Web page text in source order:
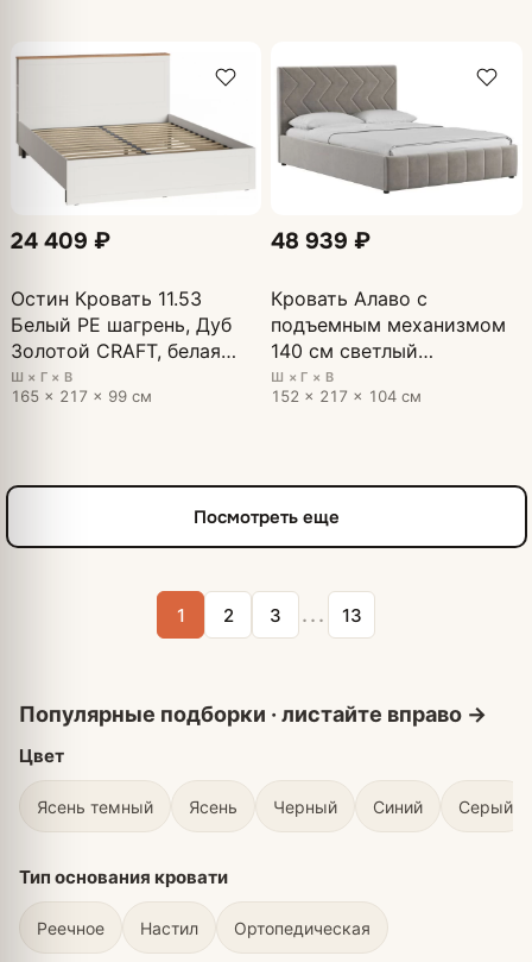
24 409 ₽
Остин Кровать 11.53
Белый PE шагрень, Дуб
Золотой CRAFT, белая
шагрень 4101 ПВХ
Ш × Г × В
165 × 217 × 99 см
48 939 ₽
Кровать Алаво с
подъемным механизмом
140 см светлый
кварцевый, серый
Ш × Г × В
152 × 217 × 104 см
Посмотреть еще
1 2 3 ... 13
Цвет
Ясень темный Ясень Черный Синий Серый
Тип основания кровати
Реечное Настил Ортопедическая